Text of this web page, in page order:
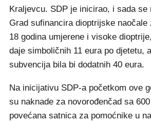
Kraljevcu. SDP je inicirao, i sada se
Grad sufinancira dioptrijske naočale
18 godina umjerene i visoke
daje simboličnih 11 eura po djetetu,
subvencija bila bi dodatnih 40 eura.
Na inicijativu SDP-a početkom ove
su naknade za novorođenčad sa
povećana satnica za pomoćnike u